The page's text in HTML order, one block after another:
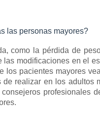
las personas mayores?
como la pérdida de
las modificaciones en el
los pacientes mayores
realizar en los adultos
profesionales